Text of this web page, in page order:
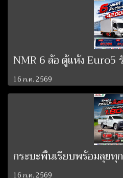
NMR 6 ล้อ ตู้แห้ง Euro5
16 ก.ค. 2569
กระบะพื้นเรียบพร้อมลุยทุ
16 ก.ค. 2569